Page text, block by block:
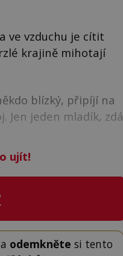
ve vzduchu je cítit
krajině mihotají
blízký, připíjí na
Jen jeden mladík, zdá
ujít!
odemkněte si tento